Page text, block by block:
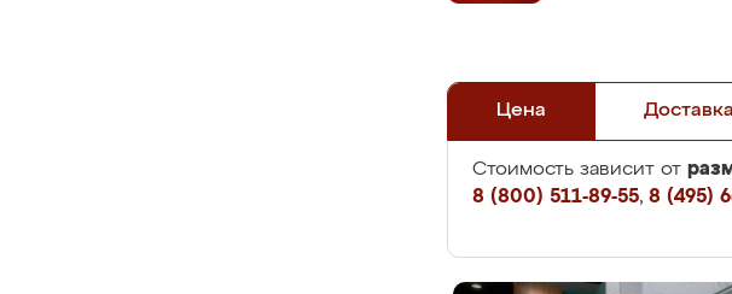
Цена Доставка
Стоимость зависит от
8 (800) 511-89-55, 8 (495)